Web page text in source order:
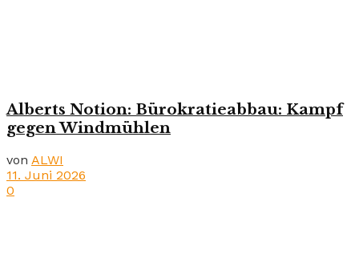
Alberts Notion: Bürokratieabbau: Kampf
gegen Windmühlen
von ALWI
11. Juni 2026
0